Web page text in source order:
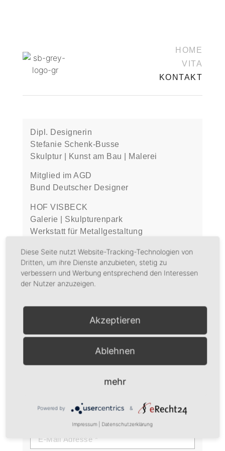
HOME
VITA
KONTAKT
Dipl. Designerin
Stefanie Schenk-Busse
Skulptur | Kunst am Bau | Malerei
Mitglied im AGD
Bund Deutscher Designer
HOF VISBECK
Galerie | Skulpturenpark
Werkstatt für Metallgestaltung
Fischbachstraße 33 – 35
59872 Meschede Visbeck
mobil 01 77 / 57 88 48 3
Tel. 0 29 34 / 77 94 10
kontakt@stefanie-schenk-busse.de
Diese Seite nutzt Website-Tracking-Technologien von
Dritten, um ihre Dienste anzubieten, stetig zu
verbessern und Werbung entsprechend den Interessen
der Nutzer anzuzeigen.
Akzeptieren
Ablehnen
mehr
Powered by &
Impressum Datenschutzerklärung